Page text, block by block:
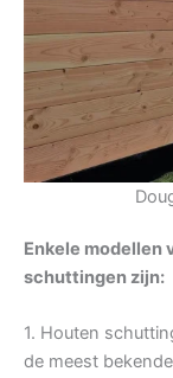
Enkele modellen
schuttingen zijn:
1. Houten
de meest